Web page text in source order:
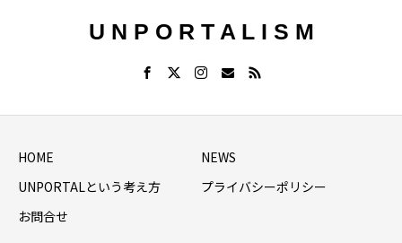
U N P O R T A L I S M
HOME
NEWS
UNPORTALという考え方
プライバシーポリシー
お問合せ